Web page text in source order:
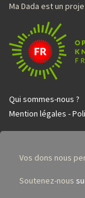
Ma Dada est un
Qui sommes-nous ?
Mention légales -
Vos dons nous
Soutenez-nous